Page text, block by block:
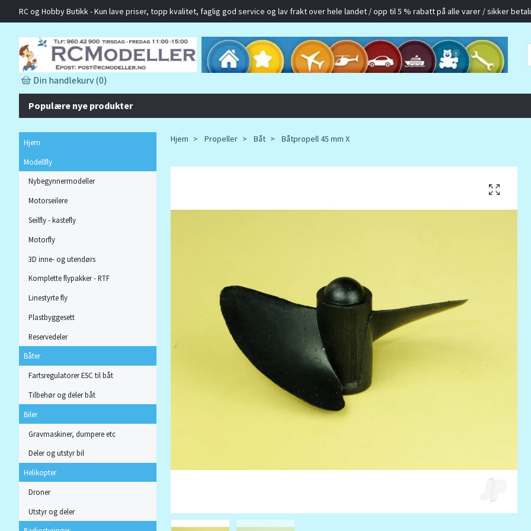
RC og Hobby Butikk - Kun lave priser, topp kvalitet, faglig god service og lav frakt over hele landet / opp til 5 % rabatt på alle varer / sikker
Din handlekurv (0)
Populære nye produkter
Hjem
Modellfly
Nybegynnermodeller
Motorseilere
Seilfly - kastefly
Motorfly
3D inne- og utendørs
Komplette flypakker - RTF
Linestyrte fly
Plastbyggesett
Reservedeler
Båter
Fartsregulatorer ESC til båt
Tilbehør og deler båt
Biler
Gravmaskiner, dumpere etc
Deler og utstyr bil
Helikopter
Droner
Utstyr og deler
Hjem Propeller Båt Båtpropell 45 mm X